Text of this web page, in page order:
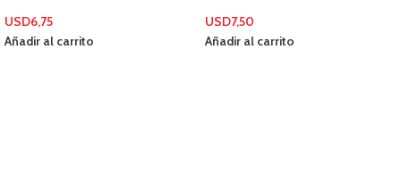
USD6,75
Añadir al carrito
USD7,50
Añadir al carrito